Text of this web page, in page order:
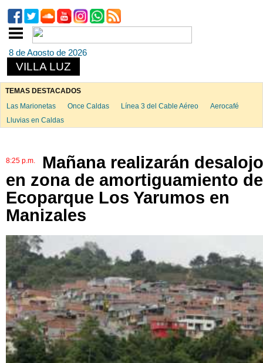
8 de Agosto de 2026
VILLA LUZ
TEMAS DESTACADOS
Las Marionetas
Once Caldas Línea 3 del Cable Aéreo
Aerocafé
Lluvias en Caldas
8:25 p.m.
Mañana realizarán desalojo
en zona de amortiguamiento
Ecoparque Los Yarumos en
Manizales